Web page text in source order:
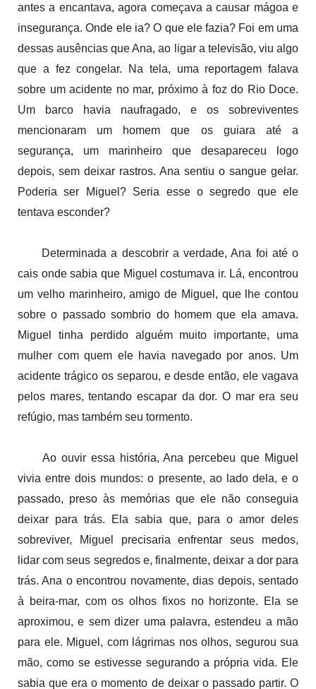
antes a encantava, agora começava a causar mágoa e
insegurança. Onde ele ia? O que ele fazia? Foi em uma
dessas ausências que Ana, ao ligar a televisão, viu algo
que a fez congelar. Na tela, uma reportagem falava
sobre um acidente no mar, próximo à foz do Rio Doce.
Um barco havia naufragado, e os sobreviventes
mencionaram um homem que os guiara até a
segurança, um marinheiro que desapareceu logo
depois, sem deixar rastros. Ana sentiu o sangue gelar.
Poderia ser Miguel? Seria esse o segredo que ele
tentava esconder?
Determinada a descobrir a verdade, Ana foi até o
cais onde sabia que Miguel costumava ir. Lá, encontrou
um velho marinheiro, amigo de Miguel, que lhe contou
sobre o passado sombrio do homem que ela amava.
Miguel tinha perdido alguém muito importante, uma
mulher com quem ele havia navegado por anos. Um
acidente trágico os separou, e desde então, ele vagava
pelos mares, tentando escapar da dor. O mar era seu
refúgio, mas também seu tormento.
Ao ouvir essa história, Ana percebeu que Miguel
vivia entre dois mundos: o presente, ao lado dela, e o
passado, preso às memórias que ele não conseguia
deixar para trás. Ela sabia que, para o amor deles
sobreviver, Miguel precisaria enfrentar seus medos,
lidar com seus segredos e, finalmente, deixar a dor para
trás. Ana o encontrou novamente, dias depois, sentado
à beira-mar, com os olhos fixos no horizonte. Ela se
aproximou, e sem dizer uma palavra, estendeu a mão
para ele. Miguel, com lágrimas nos olhos, segurou sua
mão, como se estivesse segurando a própria vida. Ele
sabia que era o momento de deixar o passado partir. O